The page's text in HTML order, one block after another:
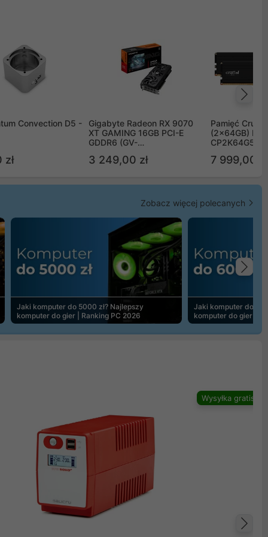
Convection D5 -
zł
Gigabyte Radeon RX 9070
XT GAMING 16GB PCI-E
GDDR6 (GV-
3 249,00 zł
Pamięć
(2x64GB)
7 999,00 zł
Zobacz więcej polecanych
Jaki komputer do 5000 zł? Najlepszy
komputer do gier | Ranking PC 2026
Jaki komputer do
komputer do gier |
Wysyłka gratis